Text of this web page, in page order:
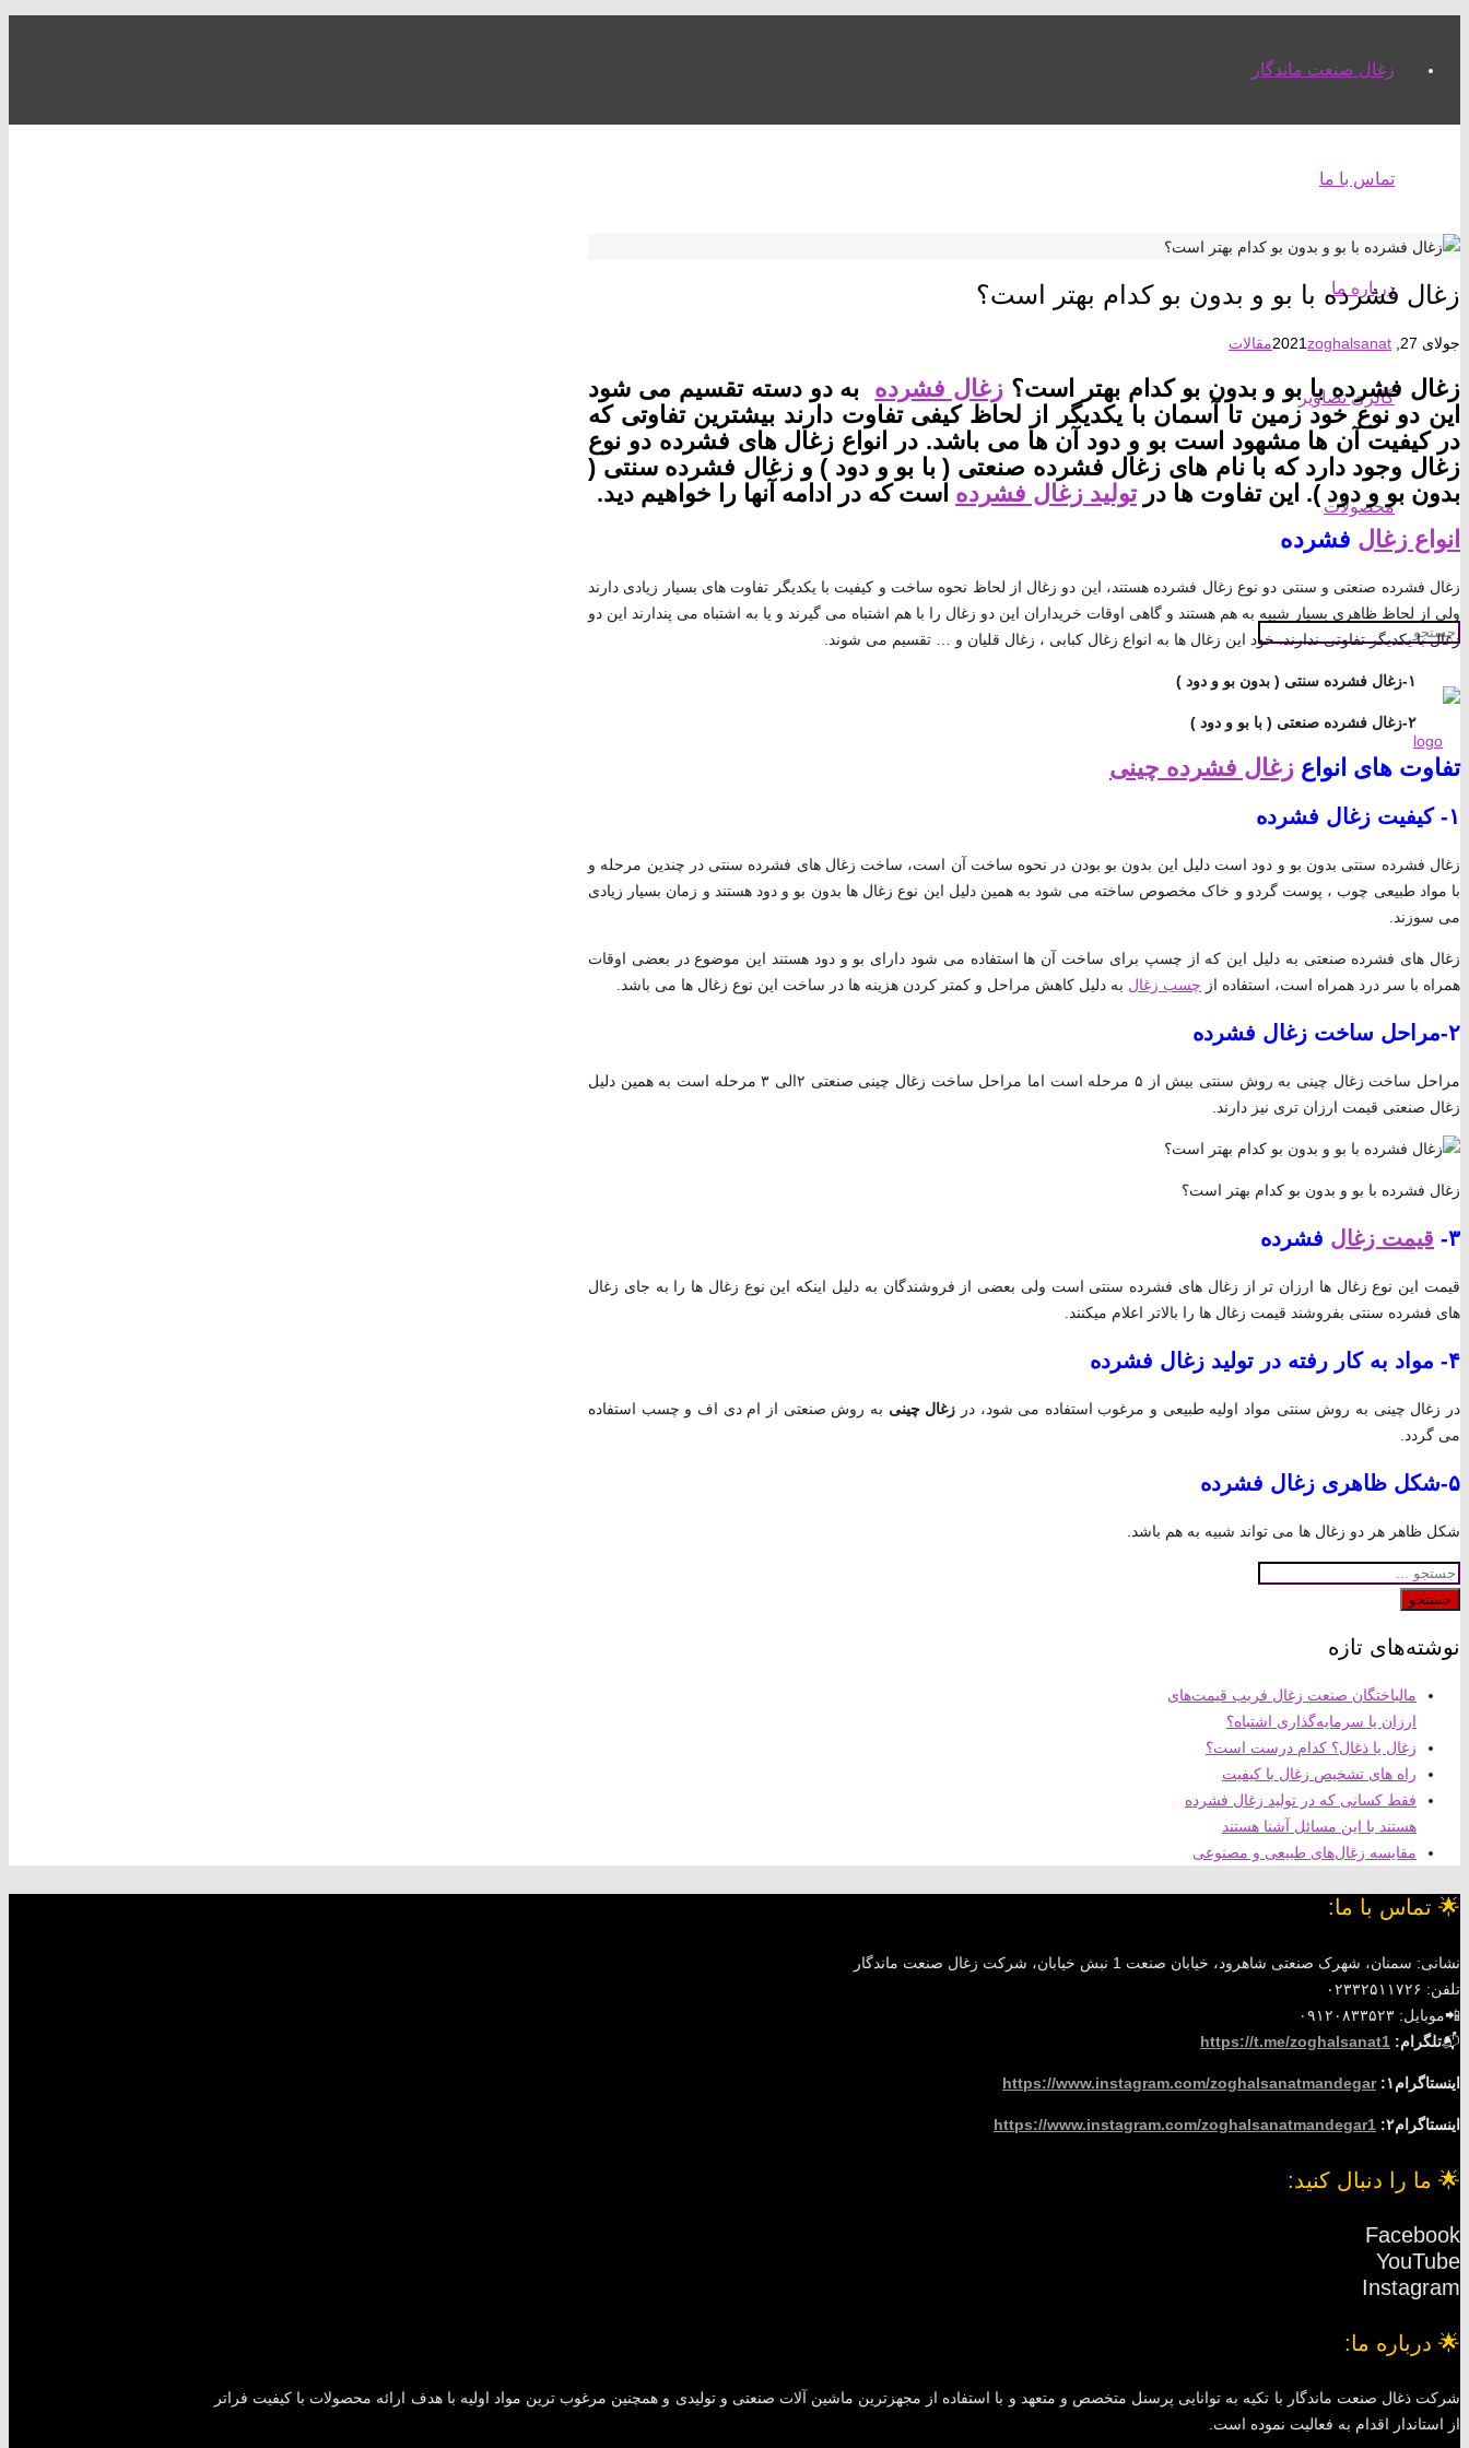
زغال صنعت ماندگار
تماس با ما
درباره ما
گالری تصاویر
محصولات
زغال فشرده با بو و بدون بو کدام بهتر است؟
جولای 27, 2021 zoghalsanat مقالات
زغال فشرده با بو و بدون بو کدام بهتر است؟ زغال فشرده به دو دسته تقسیم می شود
این دو نوع خود زمین تا آسمان با یکدیگر از لحاظ کیفی تفاوت دارند بیشترین تفاوتی که
در کیفیت آن ها مشهود است بو و دود آن ها می باشد. در انواع زغال های فشرده دو نوع
زغال وجود دارد که با نام های زغال فشرده صنعتی ( با بو و دود ) و زغال فشرده سنتی (
بدون بو و دود ). این تفاوت ها درتولید زغال فشرده است که در ادامه آنها را خواهیم دید.
انواع زغال فشرده
زغال فشرده صنعتی و سنتی دو نوع زغال فشرده هستند، این دو زغال از لحاظ نحوه ساخت و کیفیت با یکدیگر تفاوت های بسیار زیادی دارند
ولی از لحاظ ظاهری بسیار شبیه به هم هستند و گاهی اوقات خریداران این دو زغال را با هم اشتباه می گیرند و یا به اشتباه می پندارند این دو
زغال با یکدیگر تفاوتی ندارند. خود این زغال ها به انواع زغال کبابی ، زغال قلیان و … تقسیم می شوند.
۱-زغال فشرده سنتی ( بدون بو و دود )
۲-زغال فشرده صنعتی ( با بو و دود )
تفاوت های انواع زغال فشرده چینی
۱- کیفیت زغال فشرده
زغال فشرده سنتی بدون بو و دود است دلیل این بدون بو بودن در نحوه ساخت آن است، ساخت زغال های فشرده سنتی در چندین مرحله و
با مواد طبیعی چوب ، پوست گردو و خاک مخصوص ساخته می شود به همین دلیل این نوع زغال ها بدون بو و دود هستند و زمان بسیار زیادی
می سوزند.
زغال های فشرده صنعتی به دلیل این که از چسپ برای ساخت آن ها استفاده می شود دارای بو و دود هستند این موضوع در بعضی اوقات
همراه با سر درد همراه است، استفاده از چسب زغال به دلیل کاهش مراحل و کمتر کردن هزینه ها در ساخت این نوع زغال ها می باشد.
۲-مراحل ساخت زغال فشرده
مراحل ساخت زغال چینی به روش سنتی بیش از ۵ مرحله است اما مراحل ساخت زغال چینی صنعتی ۲الی ۳ مرحله است به همین دلیل
زغال صنعتی قیمت ارزان تری نیز دارند.
زغال فشرده با بو و بدون بو کدام بهتر است؟
۳- قیمت زغال فشرده
قیمت این نوع زغال ها ارزان تر از زغال های فشرده سنتی است ولی بعضی از فروشندگان به دلیل اینکه این نوع زغال ها را به جای زغال
های فشرده سنتی بفروشند قیمت زغال ها را بالاتر اعلام میکنند.
۴- مواد به کار رفته در تولید زغال فشرده
در زغال چینی به روش سنتی مواد اولیه طبیعی و مرغوب استفاده می شود، در زغال چینی به روش صنعتی از ام دی اف و چسب استفاده
می گردد.
۵-شکل ظاهری زغال فشرده
شکل ظاهر هر دو زغال ها می تواند شبیه به هم باشد.
جستجو
نوشته‌های تازه
مالباختگان صنعت زغال فریب قیمت‌های
ارزان یا سرمایه‌گذاری اشتباه؟
زغال یا ذغال؟ کدام درست است؟
راه های تشخیص زغال با کیفیت
فقط کسانی که در تولید زغال فشرده
هستند با این مسائل آشنا هستند
مقایسه زغال‌های طبیعی و مصنوعی
🌟 تماس با ما:
نشانی: سمنان، شهرک صنعتی شاهرود، خیابان صنعت 1 نبش خیابان، شرکت زغال صنعت ماندگار
تلفن: ۰۲۳۳۲۵۱۱۷۲۶
📲موبایل: ۰۹۱۲۰۸۳۳۵۲۳
📬تلگرام: https://t.me/zoghalsanat1
اینستاگرام۱: https://www.instagram.com/zoghalsanatmandegar
اینستاگرام۲: https://www.instagram.com/zoghalsanatmandegar1
🌟 ما را دنبال کنید:
Facebook
YouTube
Instagram
🌟 درباره ما:
شرکت ذغال صنعت ماندگار با تکیه به توانایی پرسنل متخصص و متعهد و با استفاده از مجهزترین ماشین آلات صنعتی و تولیدی و همچنین مرغوب ترین مواد اولیه با هدف ارائه محصولات با کیفیت فراتر
از استاندار اقدام به فعالیت نموده است.